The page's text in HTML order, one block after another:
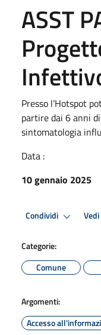
ASST
Presso l’Hotspot
partire dai 6 anni
sintomatologia
Data :
10 gennaio 2025
Condividi
Categorie:
Comune
Argomenti:
Accesso